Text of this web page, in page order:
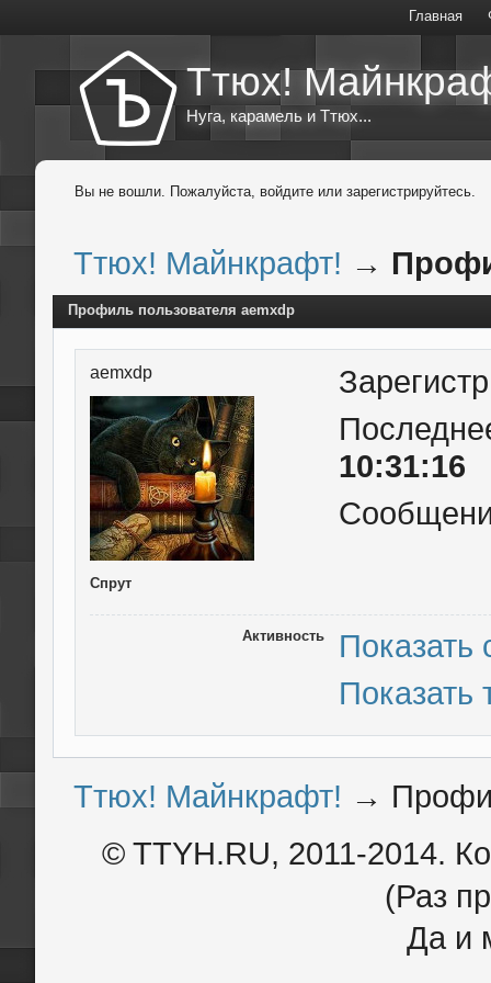
Главная
Ттюх!
Нуга, карамель и Ттюх...
Вы не вошли. Пожалуйста, войдите или зарегистрируйтесь.
Ттюх! Майнкрафт! →
Профиль пользователя aemxdp
aemxdp
Спрут
10:31:16
Активность
Показать
Ттюх! Майнкрафт! →
© TTYH.RU, 2011-2014.
(Раз
Да и